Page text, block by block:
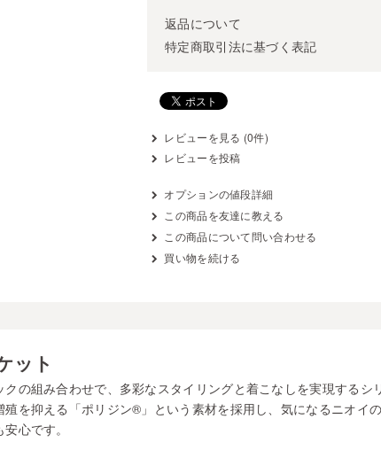
返品について
特定商取引法に基づく表記
レビューを見る (0件)
レビューを投稿
オプションの値段詳細
この商品を友達に教える
この商品について問い合わせる
買い物を続ける
ット
の組み合わせで、多彩なスタイリングと着こなしを実現するシリ
を抑える「ポリジン®」という素材を採用し、気になるニオイ
心です。